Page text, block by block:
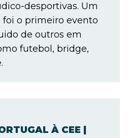
desportivas. Um
o primeiro evento
de outros em
futebol, bridge,
À CEE |